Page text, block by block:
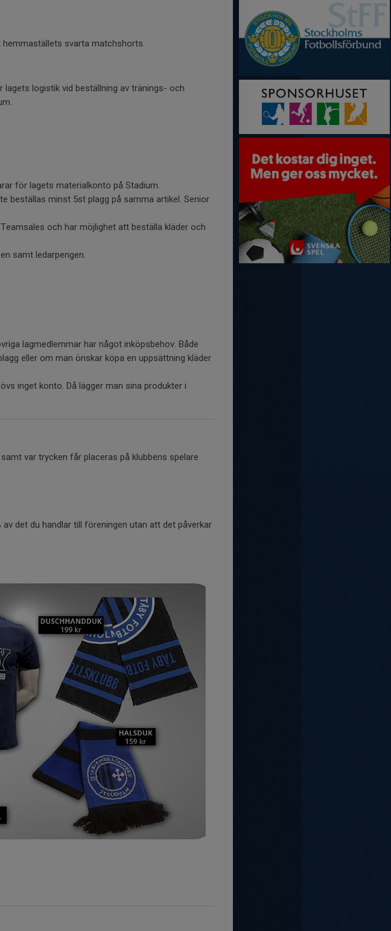
svarta matchshorts.
logistik vid beställning av tränings- och
för lagets materialkonto på Stadium.
beställas minst 5st plagg på samma artikel. Senior
och har möjlighet att beställa kläder och
samt ledarpengen.
lagmedlemmar har något inköpsbehov. Både
eller om man önskar köpa en uppsättning kläder
inget konto. Då lägger man sina produkter i
var trycken får placeras på klubbens spelare
det du handlar till föreningen utan att det påverkar